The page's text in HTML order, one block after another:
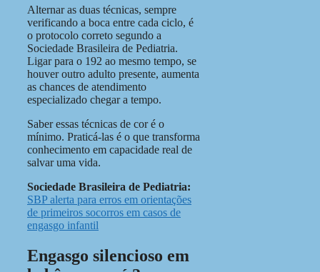
Alternar as duas técnicas, sempre
verificando a boca entre cada ciclo, é
o protocolo correto segundo a
Sociedade Brasileira de Pediatria.
Ligar para o 192 ao mesmo tempo, se
houver outro adulto presente, aumenta
as chances de atendimento
especializado chegar a tempo.
Saber essas técnicas de cor é o
mínimo. Praticá-las é o que transforma
conhecimento em capacidade real de
salvar uma vida.
Sociedade Brasileira de Pediatria:
SBP alerta para erros em orientações
de primeiros socorros em casos de
engasgo infantil
Engasgo silencioso em